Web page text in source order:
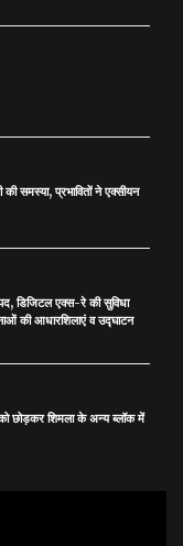
की समस्या, प्रभावितों ने एक्सीयन
डिजिटल एक्स-रे की सुविधा
की आधारशिलाएं व उद्घाटन
छोड़कर शिमला के अन्य ब्लॉक में